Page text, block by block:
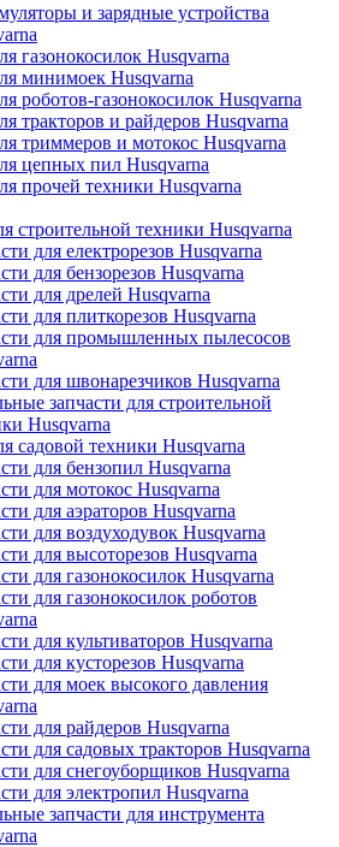
и зарядные устройства
газонокосилок Husqvarna
минимоек Husqvarna
роботов-газонокосилок Husqvarna
тракторов и райдеров Husqvarna
триммеров и мотокос Husqvarna
цепных пил Husqvarna
прочей техники Husqvarna
строительной техники Husqvarna
для електрорезов Husqvarna
для бензорезов Husqvarna
для дрелей Husqvarna
для плиткорезов Husqvarna
для промышленных пылесосов
для швонарезчиков Husqvarna
запчасти для строительной
Husqvarna
садовой техники Husqvarna
для бензопил Husqvarna
для мотокос Husqvarna
для аэраторов Husqvarna
для воздуходувок Husqvarna
для высоторезов Husqvarna
для газонокосилок Husqvarna
для газонокосилок роботов
для культиваторов Husqvarna
для кусторезов Husqvarna
для моек высокого давления
для райдеров Husqvarna
для садовых тракторов Husqvarna
для снегоуборщиков Husqvarna
для электропил Husqvarna
запчасти для инструмента